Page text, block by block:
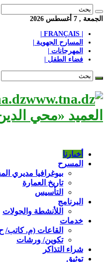
الجمعة , 7 أغسطس 2026
المسارح الجهوية |
المهرجانات |
فضاء الطفل |
العميد «محي
أخبارنا
المسرح
بيوغرافيا مديري
تاريخ العمارة
التأسيس
البرنامج
اللأنشطة والجولات
خدمات
القاعات (م. كاتب/
تكوين/ ورشات
شراء التذاكر
توثيق